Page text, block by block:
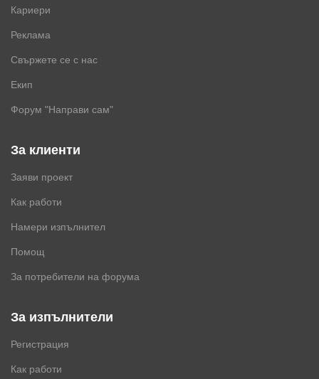
Кариери
Реклама
Свържете се с нас
Екип
Форум "Направи сам"
За клиенти
Заяви проект
Как работи
Намери изпълнител
Помощ
За потребители на форума
За изпълнители
Регистрация
Как работи